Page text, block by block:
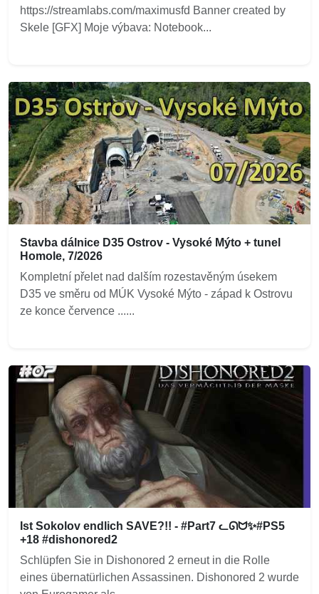
https://streamlabs.com/maximusfd Banner created by
Skele [GFX] Moje výbava: Notebook...
Stavba dálnice D35 Ostrov - Vysoké Mýto + tunel
Homole, 7/2026
Kompletní přelet nad dalším rozestavěným úsekem
D35 ve směru od MÚK Vysoké Mýto - západ k Ostrovu
ze konce července ......
Ist Sokolov endlich SAVE?!! - #Part7 ᓚᘏᗢ✨#PS5
+18 #dishonored2
Schlüpfen Sie in Dishonored 2 erneut in die Rolle
eines übernatürlichen Assassinen. Dishonored 2 wurde